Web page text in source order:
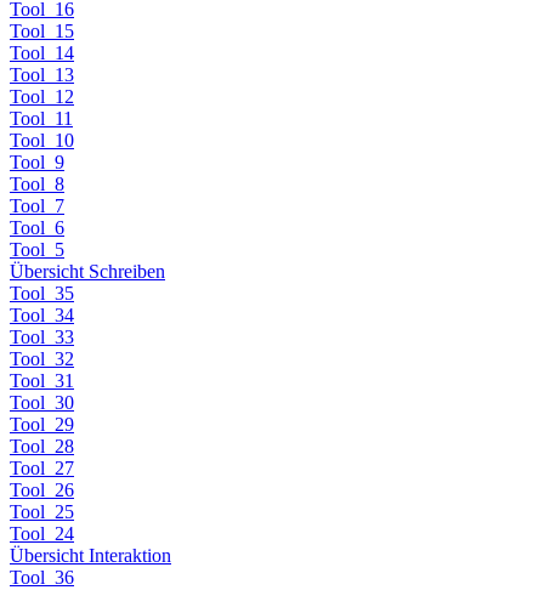
Tool_16
Tool_15
Tool_14
Tool_13
Tool_12
Tool_11
Tool_10
Tool_9
Tool_8
Tool_7
Tool_6
Tool_5
Übersicht Schreiben
Tool_35
Tool_34
Tool_33
Tool_32
Tool_31
Tool_30
Tool_29
Tool_28
Tool_27
Tool_26
Tool_25
Tool_24
Übersicht Interaktion
Tool_36